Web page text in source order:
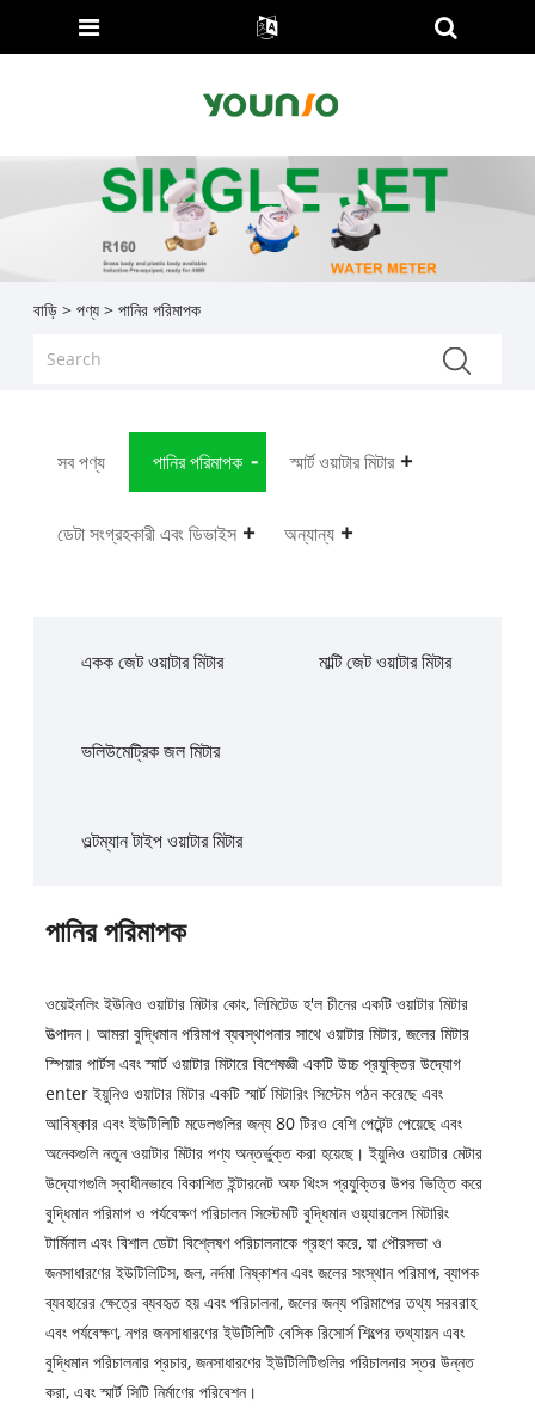
বাড়ি > পণ্য> পানির পরিমাপক
সব পণ্য পানির পরিমাপক স্মার্ট ওয়াটার মিটার
ডেটা সংগ্রহকারী এবং ডিভাইস অন্যান্য
একক জেট ওয়াটার মিটার মাল্টি জেট ওয়াটার মিটার
ভলিউমেট্রিক জল মিটার
ওল্টম্যান টাইপ ওয়াটার মিটার
পানির পরিমাপক
ওয়েইনলিং ইউনিও ওয়াটার মিটার কোং, লিমিটেড হ'ল চীনের একটি ওয়াটার মিটার
উত্পাদন। আমরা বুদ্ধিমান পরিমাপ ব্যবস্থাপনার সাথে ওয়াটার মিটার, জলের মিটার
স্পিয়ার পার্টস এবং স্মার্ট ওয়াটার মিটারে বিশেষজ্ঞী একটি উচ্চ প্রযুক্তির উদ্যোগ
enter ইয়ুনিও ওয়াটার মিটার একটি স্মার্ট মিটারিং সিস্টেম গঠন করেছে এবং
আবিষ্কার এবং ইউটিলিটি মডেলগুলির জন্য 80 টিরও বেশি পেটেন্ট পেয়েছে এবং
অনেকগুলি নতুন ওয়াটার মিটার পণ্য অন্তর্ভুক্ত করা হয়েছে। ইয়ুনিও ওয়াটার মেটার
উদ্যোগগুলি স্বাধীনভাবে বিকাশিত ইন্টারনেট অফ থিংস প্রযুক্তির উপর ভিত্তি করে
বুদ্ধিমান পরিমাপ ও পর্যবেক্ষণ পরিচালন সিস্টেমটি বুদ্ধিমান ওয়্যারলেস মিটারিং
টার্মিনাল এবং বিশাল ডেটা বিশ্লেষণ পরিচালনাকে গ্রহণ করে, যা পৌরসভা ও
জনসাধারণের ইউটিলিটিস, জল, নর্দমা নিষ্কাশন এবং জলের সংস্থান পরিমাপ, ব্যাপক
ব্যবহারের ক্ষেত্রে ব্যবহৃত হয় এবং পরিচালনা, জলের জন্য পরিমাপের তথ্য সরবরাহ
এবং পর্যবেক্ষণ, নগর জনসাধারণের ইউটিলিটি বেসিক রিসোর্স শিল্পের তথ্যায়ন এবং
বুদ্ধিমান পরিচালনার প্রচার, জনসাধারণের ইউটিলিটিগুলির পরিচালনার স্তর উন্নত
করা, এবং স্মার্ট সিটি নির্মাণের পরিবেশন।